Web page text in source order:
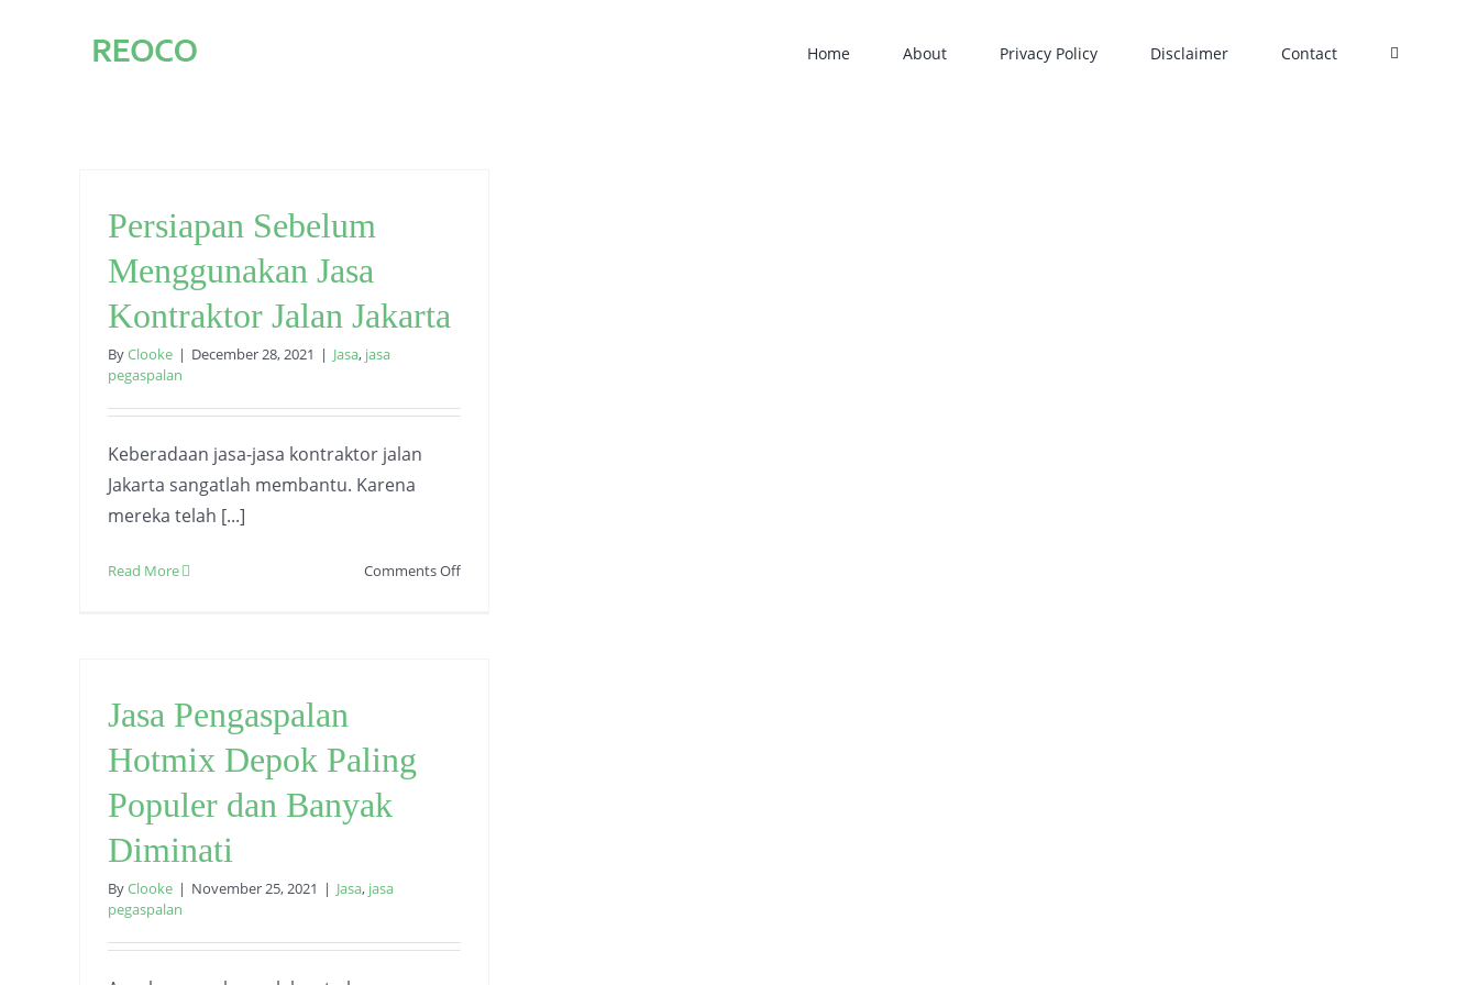
Home About Privacy Policy Disclaimer Contact
Persiapan Sebelum
Menggunakan Jasa
Kontraktor Jalan Jakarta
ByClooke | December 28, 2021 | Jasa, jasa
pegaspalan
Keberadaan jasa-jasa kontraktor jalan
Jakarta sangatlah membantu. Karena
mereka telah [...]
Read More Comments Offon
Jasa Pengaspalan
Hotmix Depok Paling
Populer dan Banyak
Diminati
ByClooke | November 25, 2021 | Jasa, jasa
pegaspalan